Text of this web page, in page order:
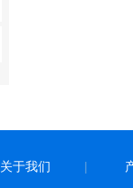
关于我们 |